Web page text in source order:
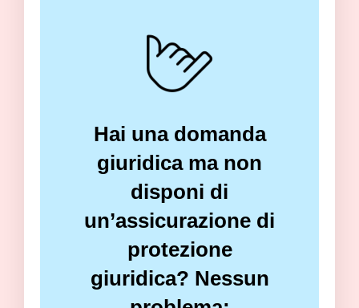
Hai una domanda
giuridica ma non
disponi di
un’assicurazione di
protezione
giuridica? Nessun